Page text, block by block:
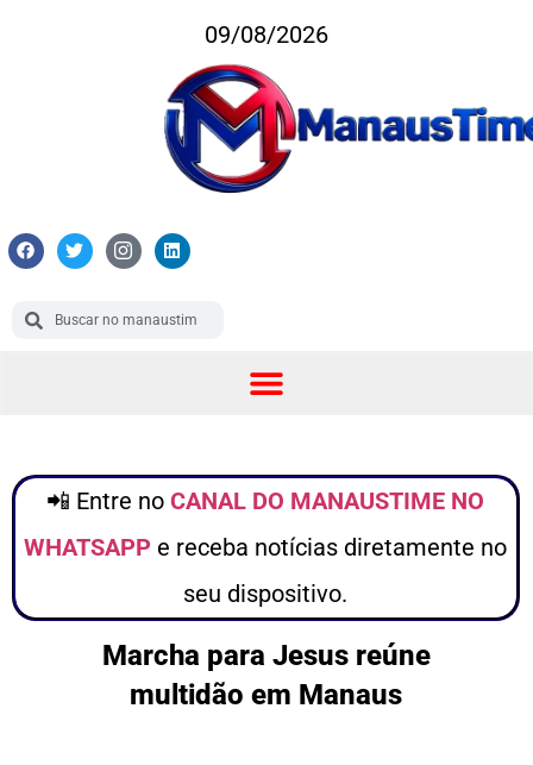
09/08/2026
📲 Entre no CANAL DO MANAUSTIME NO
WHATSAPP e receba notícias diretamente no
seu dispositivo.
Marcha para Jesus reúne
multidão em Manaus